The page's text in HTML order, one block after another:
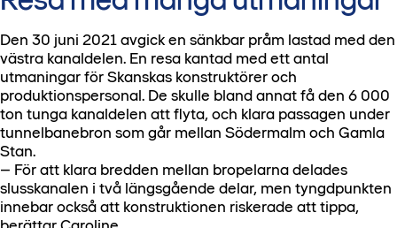
Den 30 juni 2021 avgick en sänkbar pråm lastad med den
västra kanaldelen. En resa kantad med ett antal
utmaningar för Skanskas konstruktörer och
produktionspersonal. De skulle bland annat få den 6 000
ton tunga kanaldelen att flyta, och klara passagen under
tunnelbanebron som går mellan Södermalm och Gamla
Stan.
– För att klara bredden mellan bropelarna delades
slusskanalen i två längsgående delar, men tyngdpunkten
innebar också att konstruktionen riskerade att tippa,